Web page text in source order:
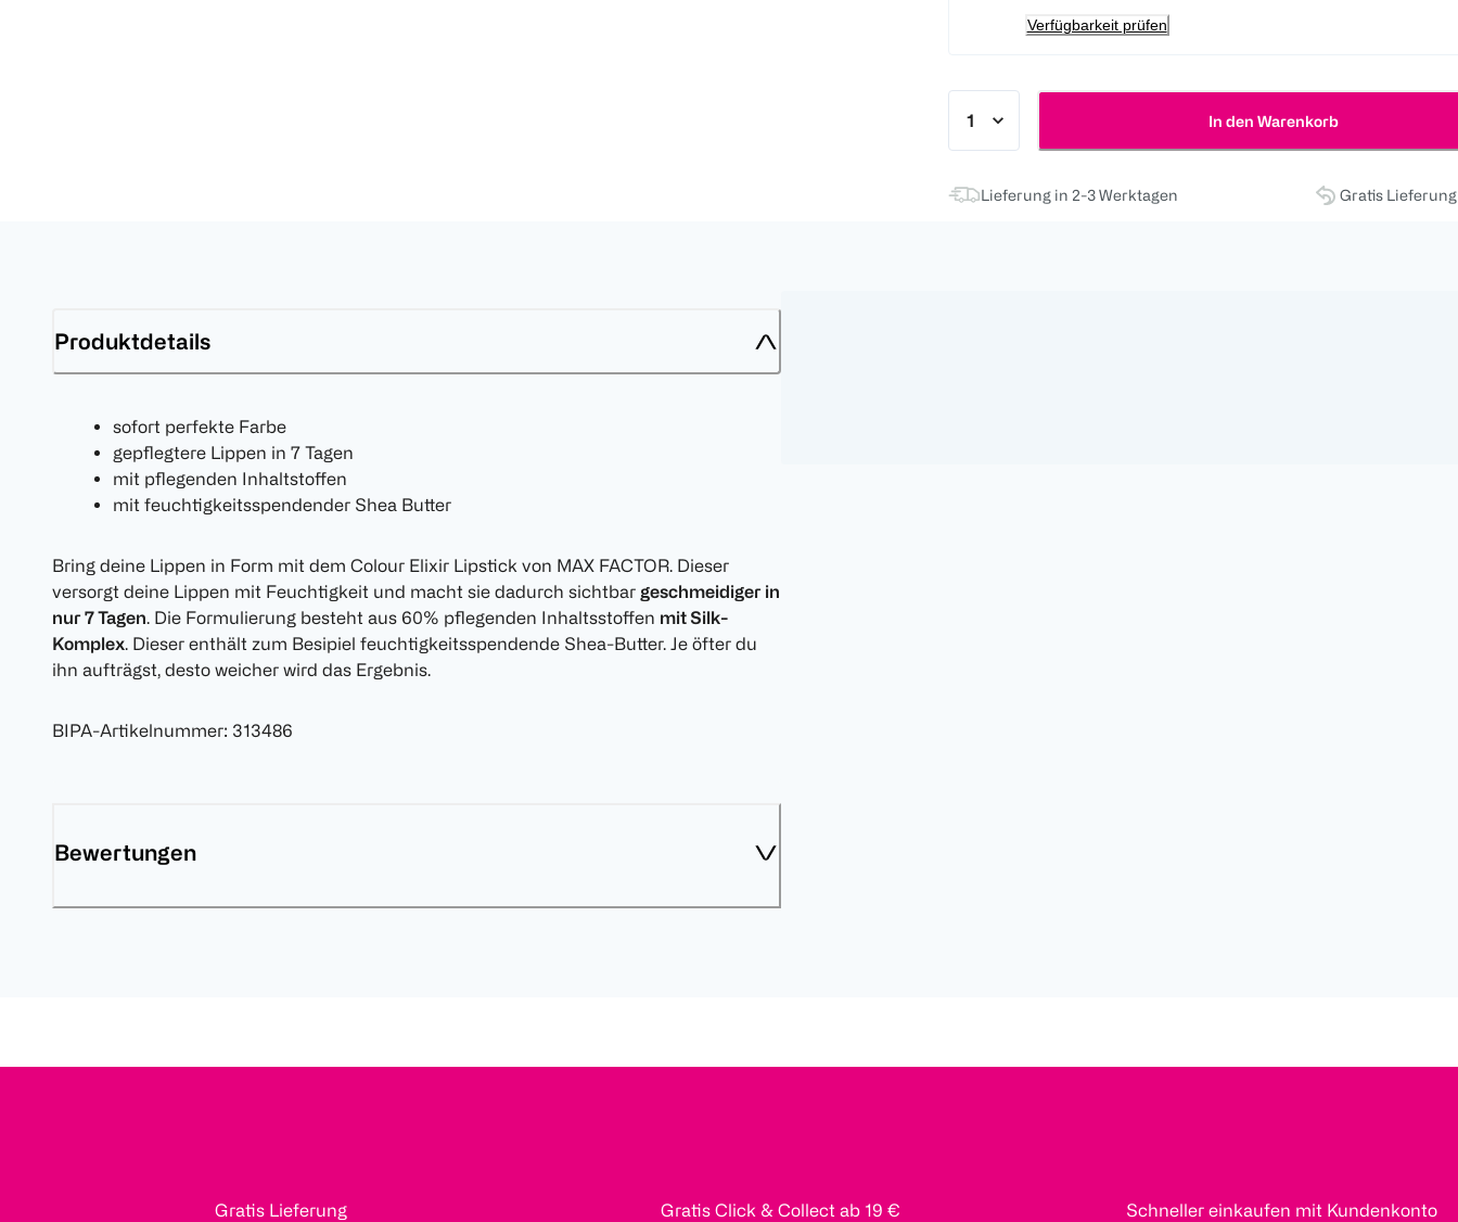
Verfügbarkeit prüfen
In den Warenkorb
Lieferung in 2-3 Werktagen Gratis
Produktdetails
sofort perfekte Farbe
gepflegtere Lippen in 7 Tagen
mit pflegenden Inhaltstoffen
mit feuchtigkeitsspendender Shea Butter
Bring deine Lippen in Form mit dem Colour Elixir Lipstick von MAX FACTOR. Dieser
versorgt deine Lippen mit Feuchtigkeit und macht sie dadurch sichtbar geschmeidiger in
nur 7 Tagen. Die Formulierung besteht aus 60% pflegenden Inhaltsstoffen mit Silk-
Komplex. Dieser enthält zum Besipiel feuchtigkeitsspendende Shea-Butter. Je öfter du
ihn aufträgst, desto weicher wird das Ergebnis.
BIPA-Artikelnummer: 313486
Bewertungen
Gratis Lieferung
Gratis Click & Collect ab 19 € Schneller einkaufen mit Kundenkonto